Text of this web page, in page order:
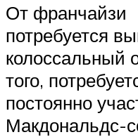
От франчайзи
потребуется
колоссальный
того,
постоянно
Макдональдс-